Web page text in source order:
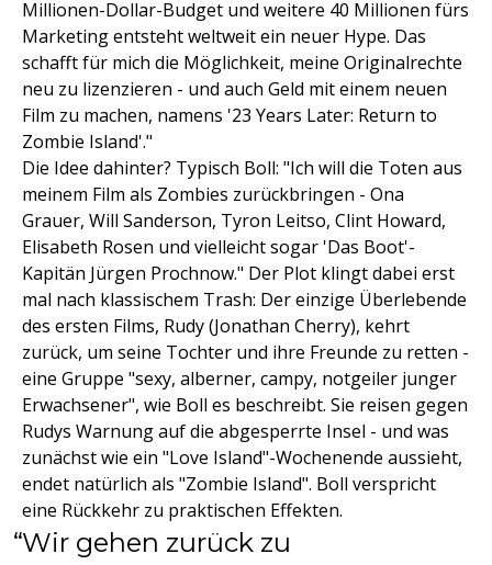
Millionen-Dollar-Budget und weitere 40 Millionen fürs
Marketing entsteht weltweit ein neuer Hype. Das
schafft für mich die Möglichkeit, meine Originalrechte
neu zu lizenzieren - und auch Geld mit einem neuen
Film zu machen, namens '23 Years Later: Return to
Zombie Island'."
Die Idee dahinter? Typisch Boll: "Ich will die Toten aus
meinem Film als Zombies zurückbringen - Ona
Grauer, Will Sanderson, Tyron Leitso, Clint Howard,
Elisabeth Rosen und vielleicht sogar 'Das Boot'-
Kapitän Jürgen Prochnow." Der Plot klingt dabei erst
mal nach klassischem Trash: Der einzige Überlebende
des ersten Films, Rudy (Jonathan Cherry), kehrt
zurück, um seine Tochter und ihre Freunde zu retten -
eine Gruppe "sexy, alberner, campy, notgeiler junger
Erwachsener", wie Boll es beschreibt. Sie reisen gegen
Rudys Warnung auf die abgesperrte Insel - und was
zunächst wie ein "Love Island"-Wochenende aussieht,
endet natürlich als "Zombie Island". Boll verspricht
eine Rückkehr zu praktischen Effekten.
Wir gehen zurück zu